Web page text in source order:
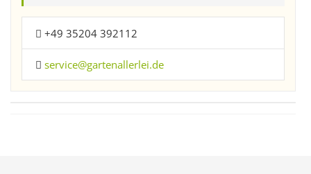
+49 35204 392112
service@gartenallerlei.de